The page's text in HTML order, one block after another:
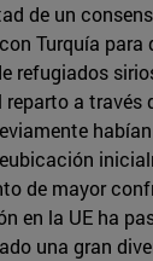
de un
Turquía para
refugiados
a través
de mayor
en la UE ha
una gran